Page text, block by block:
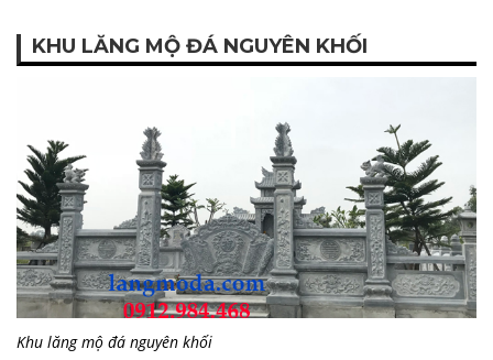
KHU LĂNG MỘ ĐÁ NGUYÊN KHỐI
Khu lăng mộ đá nguyên khối